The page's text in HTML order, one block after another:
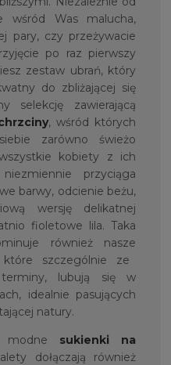
wśród Was malucha,
pary, czy przeżywacie
po raz pierwszy
zestaw ubrań, który
do zbliżającej się
selekcję zawierającą
, wśród których
zarówno świeżo
kobiety z ich
przyciąga
barwy, odcienie beżu,
wersję delikatnej
fioletowe lila. Taka
również nasze
szczególnie ze
lubują się w
idealnie pasujących
natury.
modne sukienki na
dołączają również